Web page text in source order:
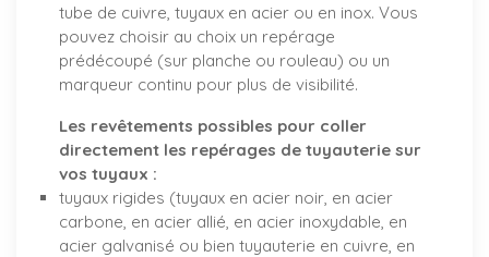
tube de cuivre, tuyaux en acier ou en inox. Vous
pouvez choisir au choix un repérage
prédécoupé (sur planche ou rouleau) ou un
marqueur continu pour plus de visibilité.
Les revêtements possibles pour coller
directement les repérages de tuyauterie sur
vos tuyaux :
tuyaux rigides (tuyaux en acier noir, en acier
carbone, en acier allié, en acier inoxydable, en
acier galvanisé ou bien tuyauterie en cuivre, en